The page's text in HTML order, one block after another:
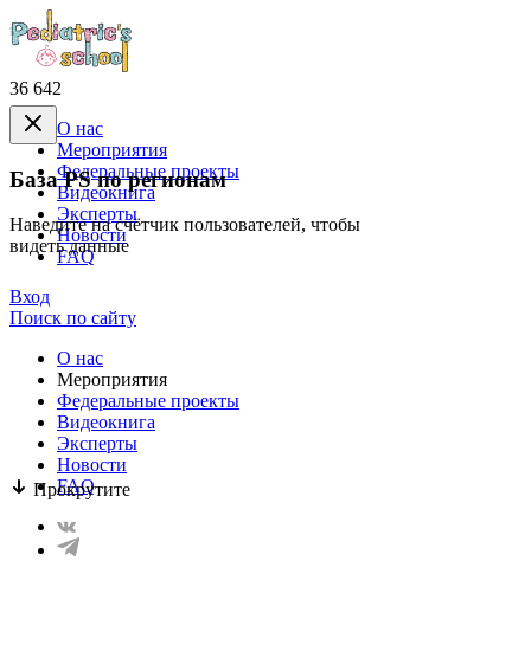
36 642
База PS по регионам
Наведите на счётчик пользователей, чтобы
видеть данные
Прокрутите
О нас
Mероприятия
Федеральные проекты
Видеокнига
Эксперты
Новости
FAQ
Вход
Поиск по сайту
О нас
Mероприятия
Федеральные проекты
Видеокнига
Эксперты
Новости
FAQ